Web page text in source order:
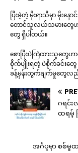
ပြီးခဲ့တဲ့ မိုးရာသီမှာ မိုးနှ
တောင်သူလယ်သမားတွေဟာ
တွေ ရှိပါတယ်။
စောပြီးပဲကြဲထားသူတွေဟ
စိုက်ပျိုးရတဲ့ ပဲစိုက်ခင်း
ခန့်မှန်းတွက်ချက်မှုတွေလည်
ဂရင်း
ထရမ့်
အင်္ဂပူမှာ စစ်